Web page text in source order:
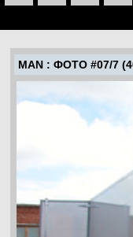
MAN : ФОТО #07/7